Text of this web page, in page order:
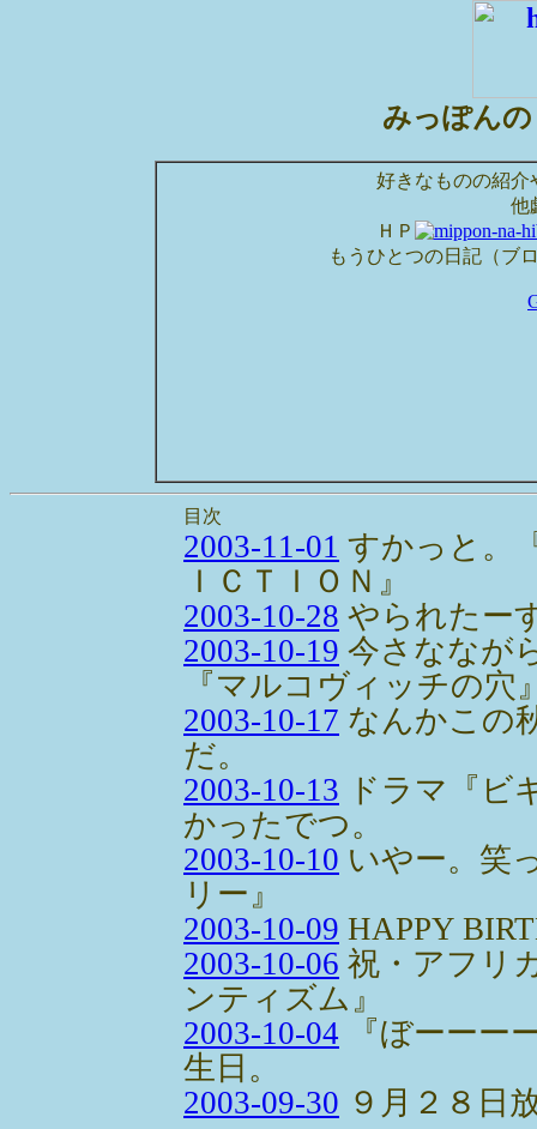
みっぽん
好きなものの紹介
他
ＨＰ
もうひとつの日記（ブ
目次
2003-11-01 すかっと。
ＩＣＴＩＯＮ』
2003-10-28 やられたー
2003-10-19 今さななが
『マルコヴィッチの穴
2003-10-17 なんかこの
だ。
2003-10-13 ドラマ『ビ
かったでつ。
2003-10-10 いやー。笑
リー』
2003-10-09 HAPPY
2003-10-06 祝・アフリ
ンティズム』
2003-10-04 『ぼーーー
生日。
2003-09-30 ９月２８日